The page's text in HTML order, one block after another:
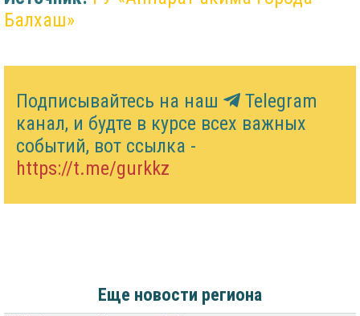
Балхаш»
Подписывайтесь на наш
Telegram
канал, и будте в курсе всех важных
событий, вот ссылка -
https://t.me/gurkkz
Еще новости региона